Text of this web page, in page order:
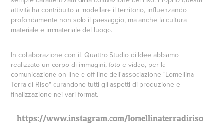
attività ha contribuito a modellare il territorio, influenzando
profondamente non solo il paesaggio, ma anche la cultura
materiale e immateriale del luogo.
In collaborazione con iL Quattro Studio di Idee abbiamo
realizzato un corpo di immagini, foto e video, per la
comunicazione on-line e off-line dell'associazione "Lomellina
Terra di Riso" curandone tutti gli aspetti di produzione e
finalizzazione nei vari format.
https://www.instagram.com/lomellinaterradiriso